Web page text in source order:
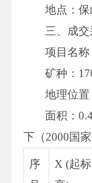
地点：
三、成
项目名
矿种：
地理位
面积：
下（2000国
序
X (起标